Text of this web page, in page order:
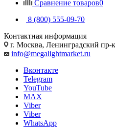
Сравнение товаров0
8 (800) 555-09-70
Контактная информация
г. Москва, Ленинградский пр-
info@megalightmarket.ru
Вконтакте
Telegram
YouTube
MAX
Viber
Viber
WhatsApp